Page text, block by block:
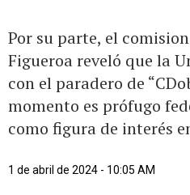
Por su parte, el
Figueroa reveló que la
con el paradero de
momento es prófugo
como figura de interés
1 de abril de 2024 - 10:05 AM